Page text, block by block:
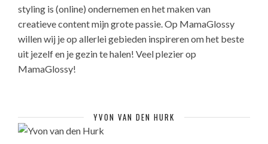
styling is (online) ondernemen en het maken van
creatieve content mijn grote passie. Op MamaGlossy
willen wij je op allerlei gebieden inspireren om het beste
uit jezelf en je gezin te halen! Veel plezier op
MamaGlossy!
YVON VAN DEN HURK